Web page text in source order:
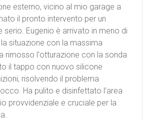
esterno, vicino al mio garage a
il pronto intervento per un
serio. Eugenio è arrivato in meno di
situazione con la massima
rimosso l'otturazione con la sonda
il tappo con nuovo silicone
risolvendo il problema
Ha pulito e disinfettato l'area
provvidenziale e cruciale per la